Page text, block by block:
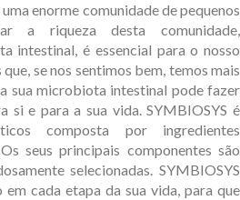
enorme comunidade de pequenos
a riqueza desta comunidade,
intestinal, é essencial para o nosso
se nos sentimos bem, temos mais
sua microbiota intestinal pode fazer
si e para a sua vida. SYMBIOSYS é
composta por ingredientes
seus principais componentes são
selecionadas. SYMBIOSYS
em cada etapa da sua vida, para que